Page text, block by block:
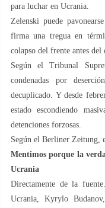
para luchar en Ucrania.
Zelenski puede
firma una tregua en
colapso del frente antes del
Según el Tribunal
condenadas por
decuplicado. Y desde
estado escondiendo
detenciones forzosas.
Según el Berliner Zeitung,
Mentimos porque la
Ucrania
Directamente de la
Ucrania, Kyrylo